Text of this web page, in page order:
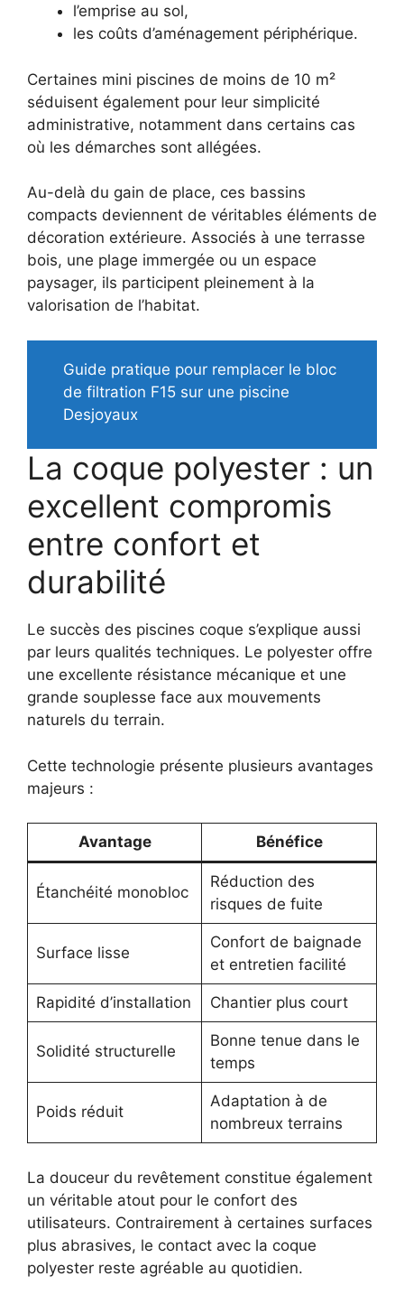
l’emprise au sol,
les coûts d’aménagement périphérique.
Certaines mini piscines de moins de 10 m²
séduisent également pour leur simplicité
administrative, notamment dans certains cas
où les démarches sont allégées.
Au-delà du gain de place, ces bassins
compacts deviennent de véritables éléments de
décoration extérieure. Associés à une terrasse
bois, une plage immergée ou un espace
paysager, ils participent pleinement à la
valorisation de l’habitat.
Guide pratique pour remplacer le bloc
de filtration F15 sur une piscine
Desjoyaux
La coque polyester : un
excellent compromis
entre confort et
durabilité
Le succès des piscines coque s’explique aussi
par leurs qualités techniques. Le polyester offre
une excellente résistance mécanique et une
grande souplesse face aux mouvements
naturels du terrain.
Cette technologie présente plusieurs avantages
majeurs :
Avantage Bénéfice
Étanchéité monobloc
Réduction des
risques de fuite
Surface lisse
Confort de baignade
et entretien facilité
Rapidité d’installation Chantier plus court
Solidité structurelle
Bonne tenue dans le
temps
Poids réduit
Adaptation à de
nombreux terrains
La douceur du revêtement constitue également
un véritable atout pour le confort des
utilisateurs. Contrairement à certaines surfaces
plus abrasives, le contact avec la coque
polyester reste agréable au quotidien.